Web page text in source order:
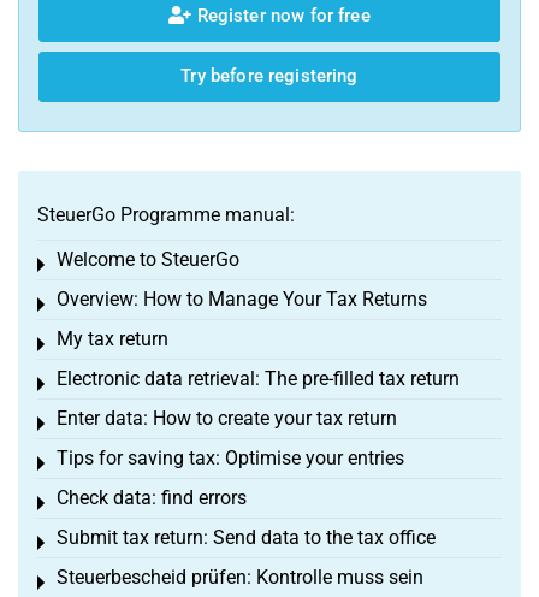
Register now for free
Try before registering
SteuerGo Programme manual:
Welcome to SteuerGo
Toggle menu
Overview: How to Manage Your Tax Returns
Toggle menu
My tax return
Toggle menu
Electronic data retrieval: The pre-filled tax return
Toggle menu
Enter data: How to create your tax return
Toggle menu
Tips for saving tax: Optimise your entries
Toggle menu
Check data: find errors
Toggle menu
Submit tax return: Send data to the tax office
Toggle menu
Steuerbescheid prüfen: Kontrolle muss sein
Toggle menu